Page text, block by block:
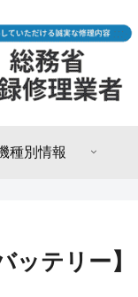
種別情報
テリー】